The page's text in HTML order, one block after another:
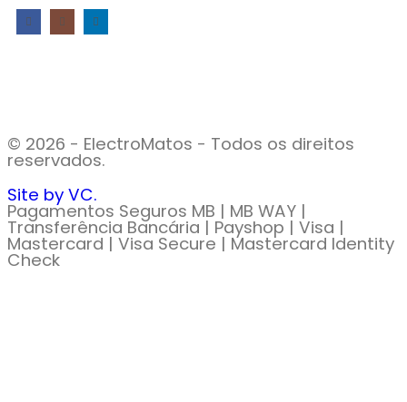
© 2026 - ElectroMatos - Todos os direitos
reservados.
Site by VC.
Pagamentos Seguros MB | MB WAY |
Transferência Bancária | Payshop | Visa |
Mastercard | Visa Secure | Mastercard Identity
Check